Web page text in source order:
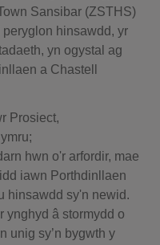
Sansibar (ZSTHS)
hinsawdd, yr
yn ogystal ag
a Chastell
Prosiect,
hwn o'r arfordir, mae
iawn Porthdinllaen
hinsawdd sy'n newid.
ynghyd â stormydd o
unig sy’n bygwth y